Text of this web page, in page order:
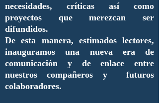
necesidades, críticas así como
proyectos que merezcan ser
difundidos.
De esta manera, estimados lectores,
inauguramos una nueva era de
comunicación y de enlace entre
nuestros compañeros y futuros
colaboradores.